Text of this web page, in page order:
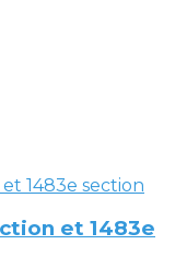
et 1483e